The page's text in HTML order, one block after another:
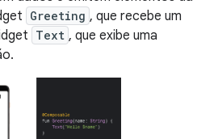
Greeting , que recebe um
Text , que exibe uma